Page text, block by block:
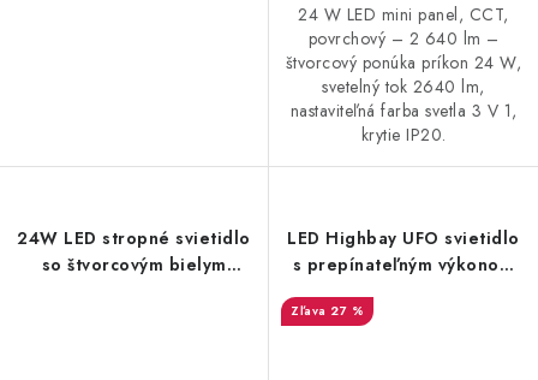
24 W LED mini panel, CCT,
povrchový – 2 640 lm –
štvorcový ponúka príkon 24 W,
svetelný tok 2640 lm,
nastaviteľná farba svetla 3 V 1,
krytie IP20.
24W LED stropné svietidlo
so štvorcovým bielym
LED Highbay UFO svietidlo
s prepínateľným výkonom
Lumileds LED čipy, 30 000
27 %